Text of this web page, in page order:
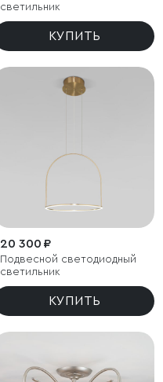
светильник
КУПИТЬ
20 300 ₽
Подвесной светодиодный
светильник
КУПИТЬ